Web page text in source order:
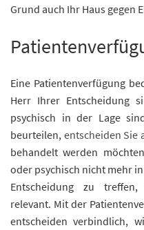
Grund auch Ihr Haus gegen
Eine Patientenverfügung
Herr Ihrer Entscheidung
psychisch in der Lage
beurteilen, entscheiden Sie
behandelt werden
oder psychisch nicht mehr
Entscheidung zu
relevant. Mit der
entscheiden verbindlich,